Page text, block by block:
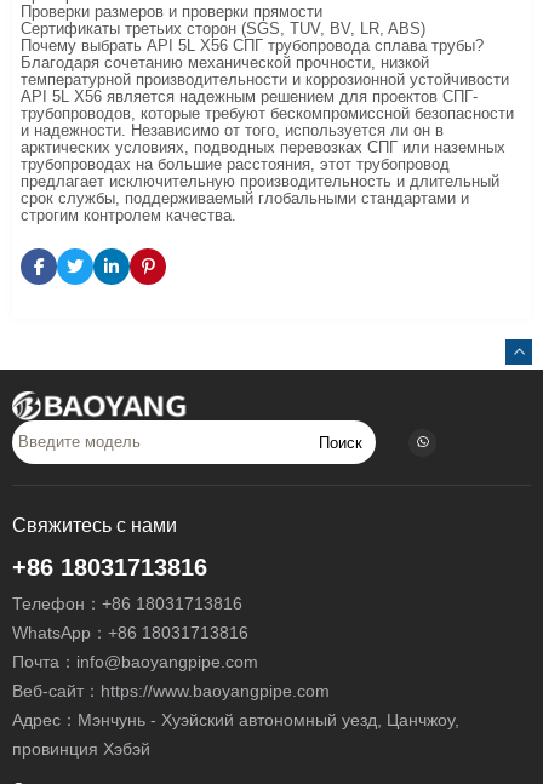
Проверки размеров и проверки прямости
Сертификаты третьих сторон (SGS, TUV, BV, LR, ABS)
Почему выбрать API 5L X56 СПГ трубопровода сплава трубы?
Благодаря сочетанию механической прочности, низкой
температурной производительности и коррозионной устойчивости
API 5L X56 является надежным решением для проектов СПГ-
трубопроводов, которые требуют бескомпромиссной безопасности
и надежности. Независимо от того, используется ли он в
арктических условиях, подводных перевозках СПГ или наземных
трубопроводах на большие расстояния, этот трубопровод
предлагает исключительную производительность и длительный
срок службы, поддерживаемый глобальными стандартами и
строгим контролем качества.
Поиск
Свяжитесь с нами
+86 18031713816
Телефон： +86 18031713816
WhatsApp： +86 18031713816
Почта： info@baoyangpipe.com
Веб-сайт：https://www.baoyangpipe.com
Адрес：Мэнчунь - Хуэйский автономный уезд, Цанчжоу,
провинция Хэбэй